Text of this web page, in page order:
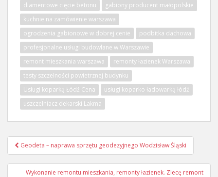
diamentowe cięcie betonu
gabiony producent małopolskie
kuchnie na zamówienie warszawa
ogrodzenia gabionowe w dobrej cenie
podbitka dachowa
profesjonalne usługi budowlane w Warszawie
remont mieszkania warszawa
remonty łazienek Warszawa
testy szczelności powietrznej budynku
Usługi koparką Łódź Cena
usługi koparko ładowarką łódź
uszczelniacz dekarski Lakma
Nawigacja
wpisu
Geodeta – naprawa sprzętu geodezyjnego Wodzisław Śląski
Wykonanie remontu mieszkania, remonty łazienek. Zlecę remont